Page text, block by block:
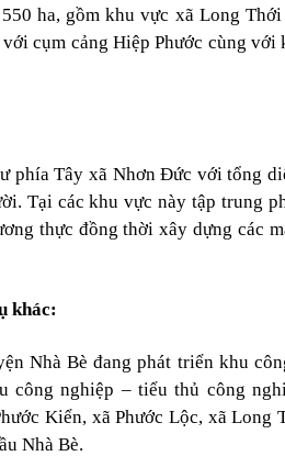
ha, gồm khu vực xã Long
cụm cảng Hiệp Phước cùng với
phía Tây xã Nhơn Đức với tổng
Tại các khu vực này tập trung
thực đồng thời xây dựng các
khác:
Nhà Bè đang phát triển khu
công nghiệp – tiểu thủ công
Kiển, xã Phước Lộc, xã Long
Nhà Bè.